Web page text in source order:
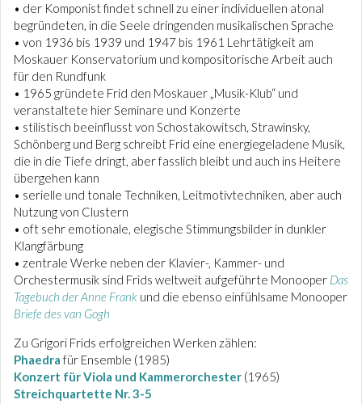
• der Komponist findet schnell zu einer individuellen atonal
begründeten, in die Seele dringenden musikalischen Sprache
• von 1936 bis 1939 und 1947 bis 1961 Lehrtätigkeit am
Moskauer Konservatorium und kompositorische Arbeit auch
für den Rundfunk
• 1965 gründete Frid den Moskauer „Musik-Klub“ und
veranstaltete hier Seminare und Konzerte
• stilistisch beeinflusst von Schostakowitsch, Strawinsky,
Schönberg und Berg schreibt Frid eine energiegeladene Musik,
die in die Tiefe dringt, aber fasslich bleibt und auch ins Heitere
übergehen kann
• serielle und tonale Techniken, Leitmotivtechniken, aber auch
Nutzung von Clustern
• oft sehr emotionale, elegische Stimmungsbilder in dunkler
Klangfärbung
• zentrale Werke neben der Klavier-, Kammer- und
Orchestermusik sind Frids weltweit aufgeführte Monooper Das
Tagebuch der Anne Frank und die ebenso einfühlsame Monooper
Briefe des van Gogh
Zu Grigori Frids erfolgreichen Werken zählen:
Phaedra für Ensemble (1985)
Konzert für Viola und Kammerorchester (1965)
Streichquartette Nr. 3-5